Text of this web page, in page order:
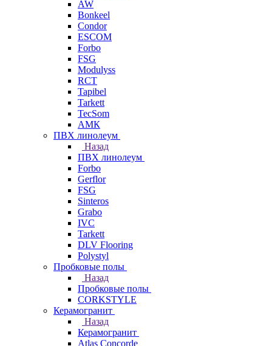
AW
Bonkeel
Condor
ESCOM
Forbo
FSG
Modulyss
RCT
Tapibel
Tarkett
TecSom
АМК
ПВХ линолеум
Назад
ПВХ линолеум
Forbo
Gerflor
FSG
Sinteros
Grabo
IVC
Tarkett
DLV Flooring
Polystyl
Пробковые полы
Назад
Пробковые полы
CORKSTYLE
Керамогранит
Назад
Керамогранит
Atlas Concorde